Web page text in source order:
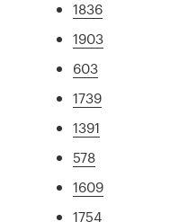
1836
1903
603
1739
1391
578
1609
1754